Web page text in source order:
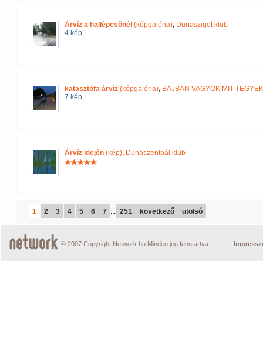
Árvíz a hallépcsőnél (képgaléria), Dunasziget klub
4 kép
katasztófa árvíz (képgaléria), BAJBAN VAGYOK MIT TEGYEK
7 kép
Árvíz idején (kép), Dunaszentpál klub
1 2 3 4 5 6 7 ... 251 következő utolsó
© 2007 Copyright Network.hu Minden jog fenntartva.